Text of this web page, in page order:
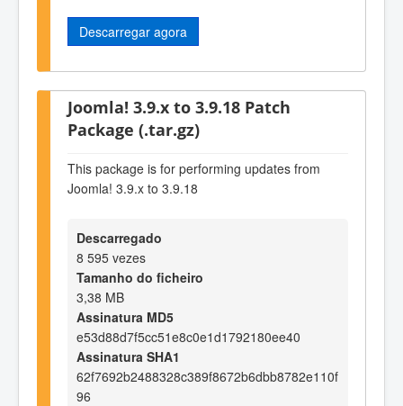
Descarregar agora
Joomla! 3.9.x to 3.9.18 Patch
Package (.tar.gz)
This package is for performing updates from
Joomla! 3.9.x to 3.9.18
Descarregado
8 595 vezes
Tamanho do ficheiro
3,38 MB
Assinatura MD5
e53d88d7f5cc51e8c0e1d1792180ee40
Assinatura SHA1
62f7692b2488328c389f8672b6dbb8782e110f
96